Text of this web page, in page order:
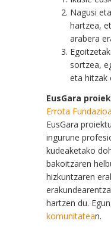
Nagusi
hartzea,
arabera
sortzea,
eta hitzak
EusGara
Errota
EusGara
ingurune
kudeaketako
bakoitzaren
hizkuntzaren
hartzen du.
komunitatean.